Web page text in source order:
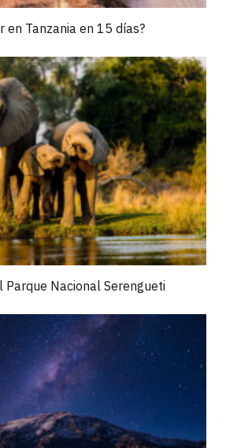
en Tanzania en 15 días?
Parque Nacional Serengueti